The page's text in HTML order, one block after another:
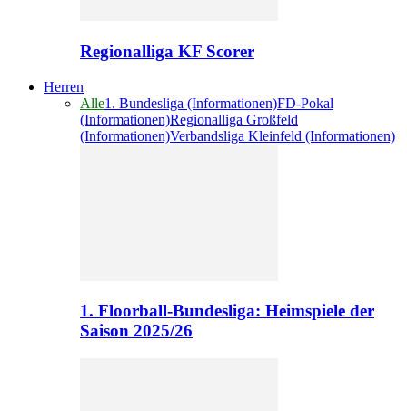
Regionalliga KF Scorer
Herren
Alle1. Bundesliga (Informationen)FD-Pokal
(Informationen)Regionalliga Großfeld
(Informationen)Verbandsliga Kleinfeld (Informationen)
1. Floorball-Bundesliga: Heimspiele der
Saison 2025/26